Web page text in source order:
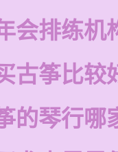
会排练机
古筝比较
的琴行哪